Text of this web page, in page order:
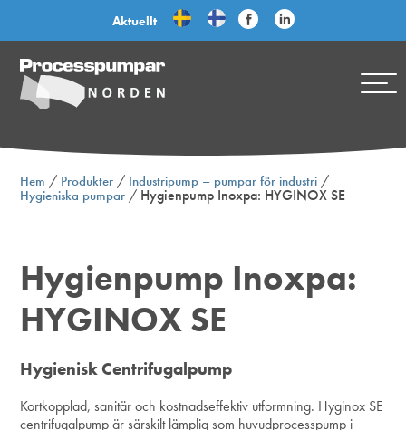
Aktuellt
Hem / Produkter / Industripump – pumpar för industri /
Hygieniska pumpar / Hygienpump Inoxpa: HYGINOX SE
Hygienpump Inoxpa:
HYGINOX SE
Hygienisk Centrifugalpump
Kortkopplad, sanitär och kostnadseffektiv utformning. Hyginox SE
centrifugalpump är särskilt lämplig som huvudprocesspump i